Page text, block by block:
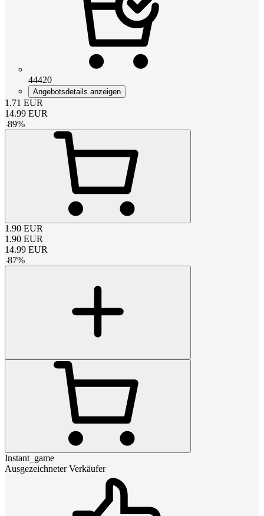
44420
Angebotsdetails anzeigen
1.71 EUR
14.99 EUR
-89%
1.90 EUR
1.90 EUR
14.99 EUR
-87%
Instant_game
Ausgezeichneter Verkäufer